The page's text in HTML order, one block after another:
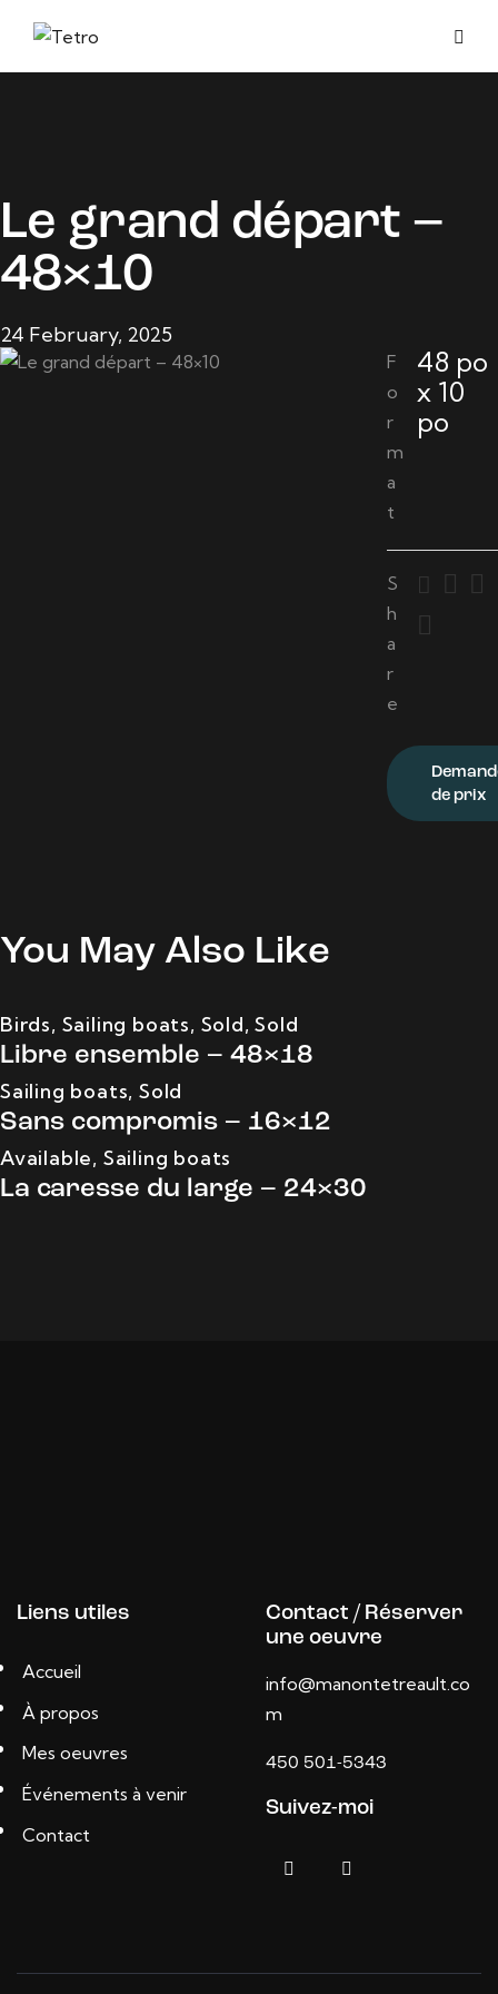
Le grand départ –
48×10
24 February, 2025
F
o
r
m
a
t
48 po
x 10
po
S
h
a
r
e
de prix
You May Also Like
Birds, Sailing boats, Sold,Sold
Libre ensemble – 48×18
Sailing boats,Sold
Sans compromis – 16×12
Available, Sailing boats
La caresse du large – 24×30
Liens utiles
Accueil
À propos
Mes oeuvres
Événements à venir
Contact
Contact / Réserver
une oeuvre
info@manontetreault.co
m
450 501-5343
Suivez-moi